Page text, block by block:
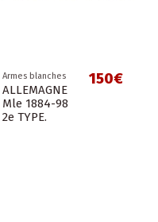
Armes blanches
ALLEMAGNE
Mle 1884-98
2e TYPE.
150€